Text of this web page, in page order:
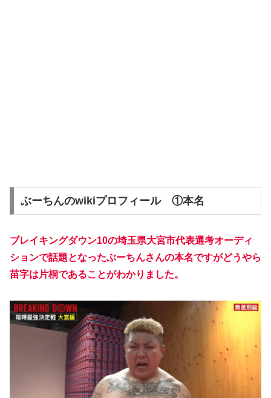
ぶーちんのwikiプロフィール ①本名
ブレイキングダウン10の埼玉県大宮市代表選考オーディ
ションで話題となったぶーちんさんの本名ですがどうやら
苗字は片桐であることがわかりました。